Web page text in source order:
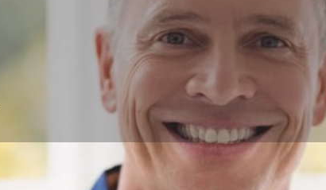
Présentation Établissement Liés